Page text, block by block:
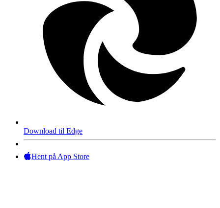
Download til Edge
Hent på App Store